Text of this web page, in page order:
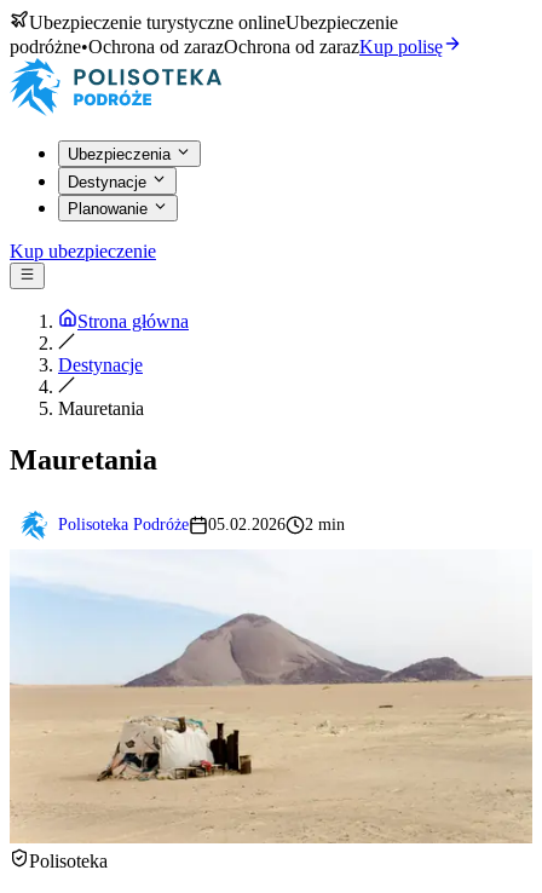
Ubezpieczenie turystyczne onlineUbezpieczenie
podróżne•Ochrona od zarazOchrona od zarazKup polisę
Ubezpieczenia
Destynacje
Planowanie
Kup ubezpieczenie
Strona główna
Destynacje
Mauretania
Mauretania
Polisoteka Podróże 05.02.2026 2 min
Polisoteka